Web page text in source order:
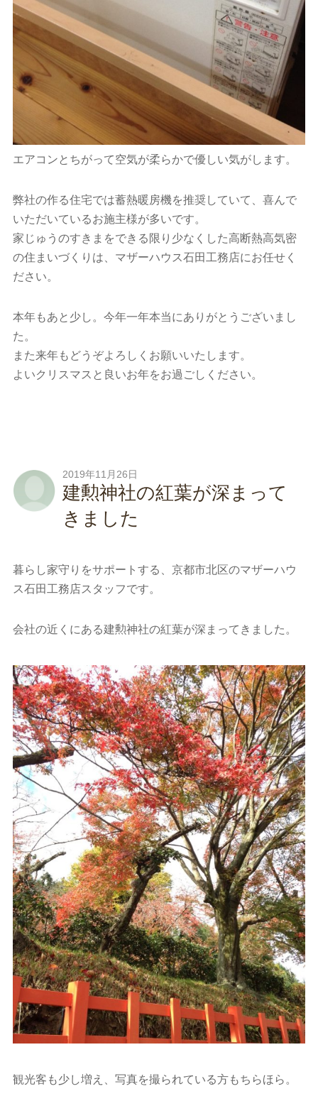
エアコンとちがって空気が柔らかで優しい気がします。
弊社の作る住宅では蓄熱暖房機を推奨していて、喜んで
いただいているお施主様が多いです。
家じゅうのすきまをできる限り少なくした高断熱高気密
の住まいづくりは、マザーハウス石田工務店にお任せく
ださい。
本年もあと少し。今年一年本当にありがとうございまし
た。
また来年もどうぞよろしくお願いいたします。
よいクリスマスと良いお年をお過ごしください。
2019年11月26日
建勲神社の紅葉が深まって
きました
暮らし家守りをサポートする、京都市北区のマザーハウ
ス石田工務店スタッフです。
会社の近くにある建勲神社の紅葉が深まってきました。
観光客も少し増え、写真を撮られている方もちらほら。